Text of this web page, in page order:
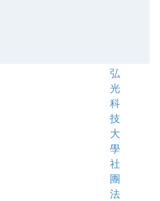
弘
光
科
技
大
學
社
團
法